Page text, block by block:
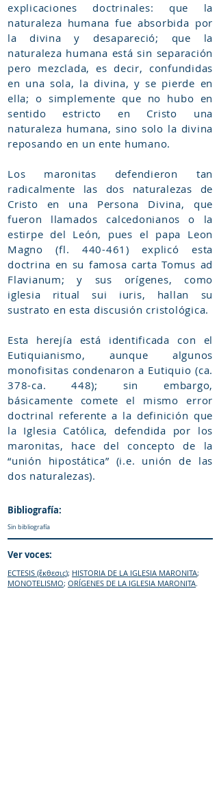
explicaciones doctrinales: que la
naturaleza humana fue absorbida por
la divina y desapareció; que la
naturaleza humana está sin separación
pero mezclada, es decir, confundidas
en una sola, la divina, y se pierde en
ella; o simplemente que no hubo en
sentido estricto en Cristo una
naturaleza humana, sino solo la divina
reposando en un ente humano.
Los maronitas defendieron tan
radicalmente las dos naturalezas de
Cristo en una Persona Divina, que
fueron llamados calcedonianos o la
estirpe del León, pues el papa Leon
Magno (fl. 440-461) explicó esta
doctrina en su famosa carta Tomus ad
Flavianum; y sus orígenes, como
iglesia ritual sui iuris, hallan su
sustrato en esta discusión cristológica.
Esta herejía está identificada con el
Eutiquianismo, aunque algunos
monofisitas condenaron a Eutiquio (ca.
378-ca. 448); sin embargo,
básicamente comete el mismo error
doctrinal referente a la definición que
la Iglesia Católica, defendida por los
maronitas, hace del concepto de la
“unión hipostática” (i.e. unión de las
dos naturalezas).
Bibliografía:
Sin bibliografía
Ver voces:
ECTESIS (ἔκθεσις); HISTORIA DE LA IGLESIA MARONITA;
MONOTELISMO; ORÍGENES DE LA IGLESIA MARONITA.